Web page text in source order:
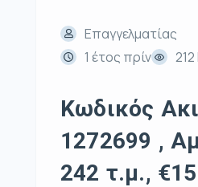
Επαγγελματίας
1 έτος πρίν
Κωδικός
1272699 ,
242 τ.μ.,